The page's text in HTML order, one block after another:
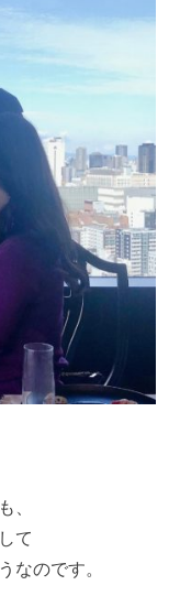
、
て
なのです。